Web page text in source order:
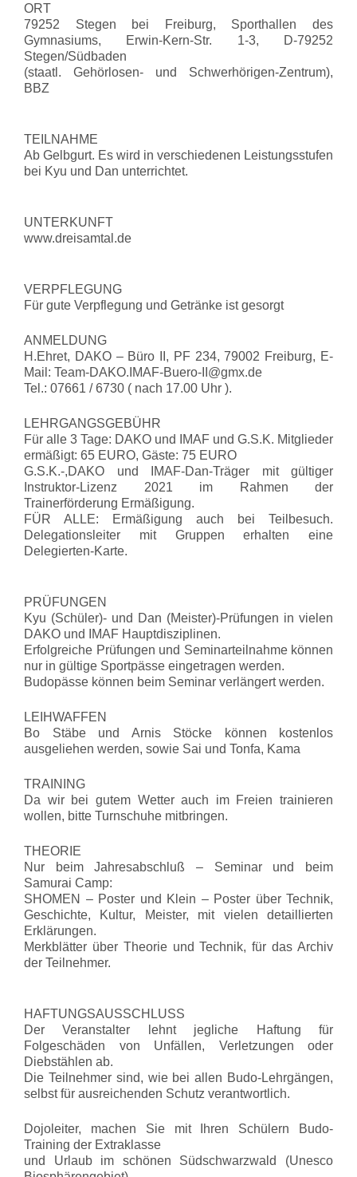
ORT
79252 Stegen bei Freiburg, Sporthallen des
Gymnasiums, Erwin-Kern-Str. 1-3, D-79252
Stegen/Südbaden
(staatl. Gehörlosen- und Schwerhörigen-Zentrum),
BBZ
TEILNAHME
Ab Gelbgurt. Es wird in verschiedenen Leistungsstufen
bei Kyu und Dan unterrichtet.
UNTERKUNFT
www.dreisamtal.de
VERPFLEGUNG
Für gute Verpflegung und Getränke ist gesorgt
ANMELDUNG
H.Ehret, DAKO – Büro II, PF 234, 79002 Freiburg, E-
Mail: Team-DAKO.IMAF-Buero-II@gmx.de
Tel.: 07661 / 6730 ( nach 17.00 Uhr ).
LEHRGANGSGEBÜHR
Für alle 3 Tage: DAKO und IMAF und G.S.K. Mitglieder
ermäßigt: 65 EURO, Gäste: 75 EURO
G.S.K.-,DAKO und IMAF-Dan-Träger mit gültiger
Instruktor-Lizenz 2021 im Rahmen der
Trainerförderung Ermäßigung.
FÜR ALLE: Ermäßigung auch bei Teilbesuch.
Delegationsleiter mit Gruppen erhalten eine
Delegierten-Karte.
PRÜFUNGEN
Kyu (Schüler)- und Dan (Meister)-Prüfungen in vielen
DAKO und IMAF Hauptdisziplinen.
Erfolgreiche Prüfungen und Seminarteilnahme können
nur in gültige Sportpässe eingetragen werden.
Budopässe können beim Seminar verlängert werden.
LEIHWAFFEN
Bo Stäbe und Arnis Stöcke können kostenlos
ausgeliehen werden, sowie Sai und Tonfa, Kama
TRAINING
Da wir bei gutem Wetter auch im Freien trainieren
wollen, bitte Turnschuhe mitbringen.
THEORIE
Nur beim Jahresabschluß – Seminar und beim
Samurai Camp:
SHOMEN – Poster und Klein – Poster über Technik,
Geschichte, Kultur, Meister, mit vielen detaillierten
Erklärungen.
Merkblätter über Theorie und Technik, für das Archiv
der Teilnehmer.
HAFTUNGSAUSSCHLUSS
Der Veranstalter lehnt jegliche Haftung für
Folgeschäden von Unfällen, Verletzungen oder
Diebstählen ab.
Die Teilnehmer sind, wie bei allen Budo-Lehrgängen,
selbst für ausreichenden Schutz verantwortlich.
Dojoleiter, machen Sie mit Ihren Schülern Budo-
Training der Extraklasse
und Urlaub im schönen Südschwarzwald (Unesco